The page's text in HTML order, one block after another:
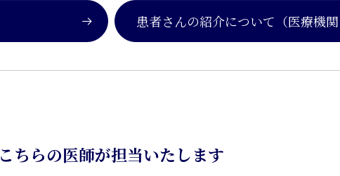
患者さんの紹介について （医療機
こちらの医師が担当いたします